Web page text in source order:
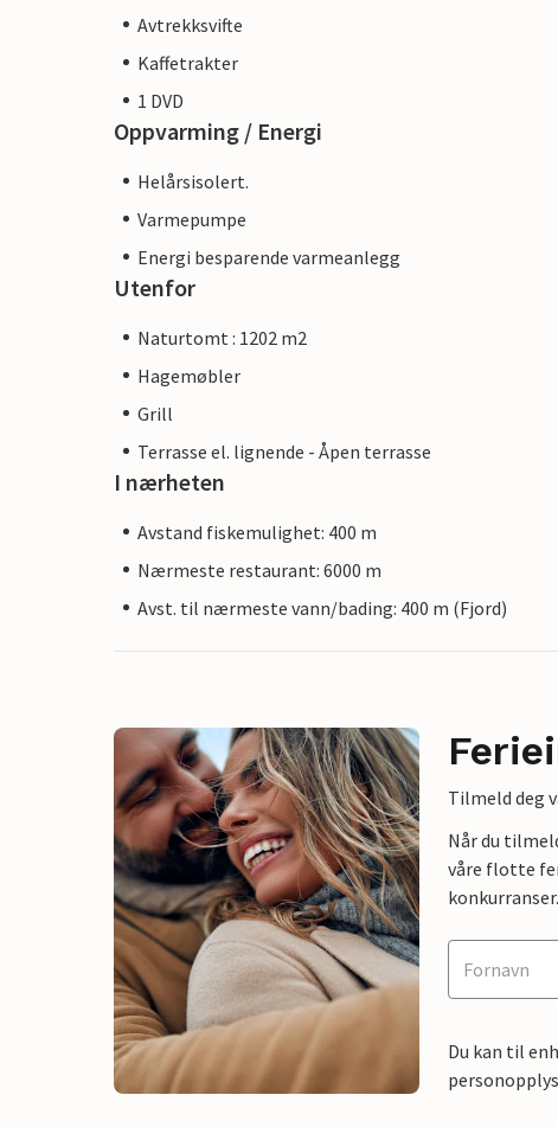
Avtrekksvifte
Kaffetrakter
1 DVD
Oppvarming / Energi
Helårsisolert.
Varmepumpe
Energi besparende varmeanlegg
Utenfor
Naturtomt : 1202 m2
Hagemøbler
Grill
Terrasse el. lignende - Åpen terrasse
I nærheten
Avstand fiskemulighet: 400 m
Nærmeste restaurant: 6000 m
Avst. til nærmeste vann/bading: 400 m (Fjord)
Tilmeld deg
Når du
våre flotte
konkurranser.
Du kan til